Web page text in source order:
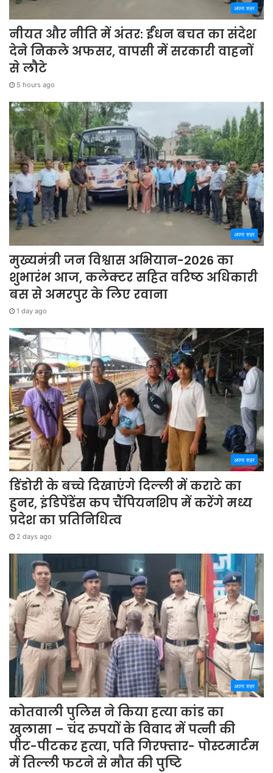
अपना शहर
नीयत और नीति में अंतर: ईंधन बचत का संदेश
देने निकले अफसर, वापसी में सरकारी वाहनों
से लौटे
5 hours ago
अपना शहर
मुख्यमंत्री जन विश्वास अभियान-2026 का
शुभारंभ आज, कलेक्टर सहित वरिष्ठ अधिकारी
बस से अमरपुर के लिए रवाना
1 day ago
अपना शहर
डिंडोरी के बच्चे दिखाएंगे दिल्ली में कराटे का
हुनर, इंडिपेंडेंस कप चैंपियनशिप में करेंगे मध्य
प्रदेश का प्रतिनिधित्व
2 days ago
अपना शहर
कोतवाली पुलिस ने किया हत्या कांड का
खुलासा – चंद रुपयों के विवाद में पत्नी की
पीट-पीटकर हत्या, पति गिरफ्तार- पोस्टमार्टम
में तिल्ली फटने से मौत की पुष्टि